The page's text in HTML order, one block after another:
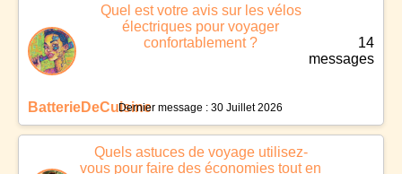
Quel est votre avis sur les vélos
électriques pour voyager
confortablement ?
BatterieDeCuisine
14
messages
Dernier message : 30 Juillet 2026
Quels astuces de voyage utilisez-
vous pour faire des économies tout en